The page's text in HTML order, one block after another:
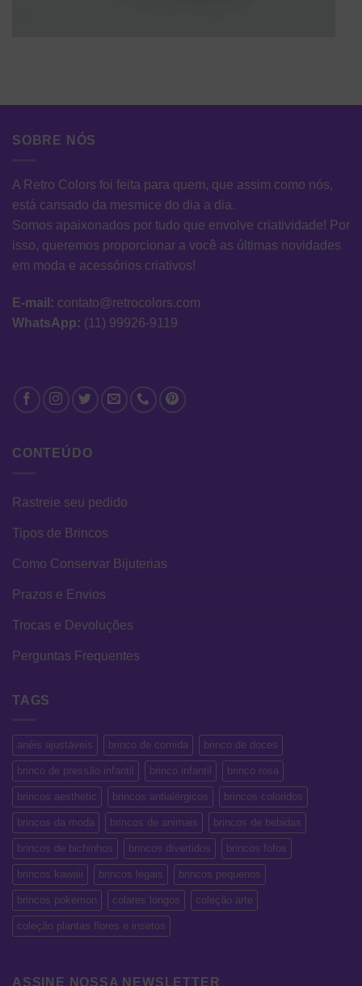
SOBRE NÓS
A Retro Colors foi feita para quem, que assim como nós,
está cansado da mesmice do dia a dia.
Somos apaixonados por tudo que envolve criatividade! Por
isso, queremos proporcionar a você as últimas novidades
em moda e acessórios criativos!
E-mail: contato@retrocolors.com
WhatsApp: (11) 99926-9119
CONTEÚDO
Rastreie seu pedido
Tipos de Brincos
Como Conservar Bijuterias
Prazos e Envios
Trocas e Devoluções
Perguntas Frequentes
TAGS
anéis ajustáveis brinco de comida brinco de doces
brinco de pressão infantil brinco infantil brinco rosa
brincos aesthetic brincos antialérgicos brincos coloridos
brincos da moda brincos de animais brincos de bebidas
brincos de bichinhos brincos divertidos brincos fofos
brincos kawaii brincos legais brincos pequenos
brincos pokemon colares longos coleção arte
coleção plantas flores e insetos
ASSINE NOSSA NEWSLETTER